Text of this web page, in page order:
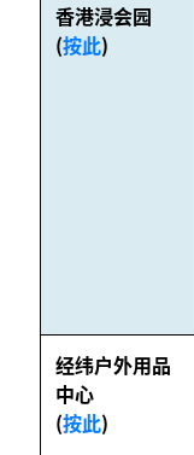
香港浸会园
(按此)
经纬户外用品
中心
(按此)